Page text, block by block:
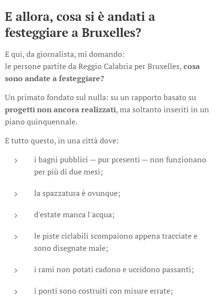
E allora, cosa si è andati a
festeggiare a Bruxelles?
E qui, da giornalista, mi domando:
le persone partite da Reggio Calabria per Bruxelles,cosa
sono andate a festeggiare?
Un primato fondato sul nulla: su un rapporto basato su
progetti non ancora realizzati, ma soltanto inseriti in un
piano quinquennale.
E tutto questo, in una città dove:
i bagni pubblici — pur presenti — non funzionano
per più di due mesi;
la spazzatura è ovunque;
d'estate manca l'acqua;
le piste ciclabili scompaiono appena tracciate e
sono disegnate male;
i rami non potati cadono e uccidono passanti;
i ponti sono costruiti con misure errate;